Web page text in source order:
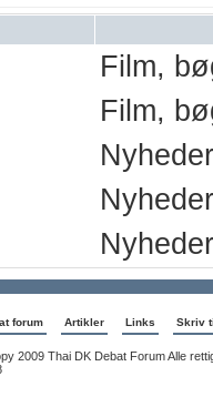
Film,
Film,
forum Artikler Links Skriv
2009 Thai DK Debat Forum Alle